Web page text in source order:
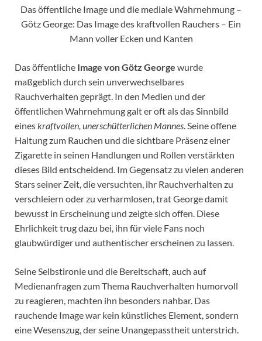
Das öffentliche Image und die mediale Wahrnehmung –
Götz George: Das Image des kraftvollen Rauchers – Ein
Mann voller Ecken und Kanten
Das öffentliche Image von Götz George wurde
maßgeblich durch sein unverwechselbares
Rauchverhalten geprägt. In den Medien und der
öffentlichen Wahrnehmung galt er oft als das Sinnbild
eines kraftvollen, unerschütterlichen Mannes . Seine offene
Haltung zum Rauchen und die sichtbare Präsenz einer
Zigarette in seinen Handlungen und Rollen verstärkten
dieses Bild entscheidend. Im Gegensatz zu vielen anderen
Stars seiner Zeit, die versuchten, ihr Rauchverhalten zu
verschleiern oder zu verharmlosen, trat George damit
bewusst in Erscheinung und zeigte sich offen. Diese
Ehrlichkeit trug dazu bei, ihn für viele Fans noch
glaubwürdiger und authentischer erscheinen zu lassen.
Seine Selbstironie und die Bereitschaft, auch auf
Medienanfragen zum Thema Rauchverhalten humorvoll
zu reagieren, machten ihn besonders nahbar. Das
rauchende Image war kein künstliches Element, sondern
eine Wesenszug, der seine Unangepasstheit unterstrich.